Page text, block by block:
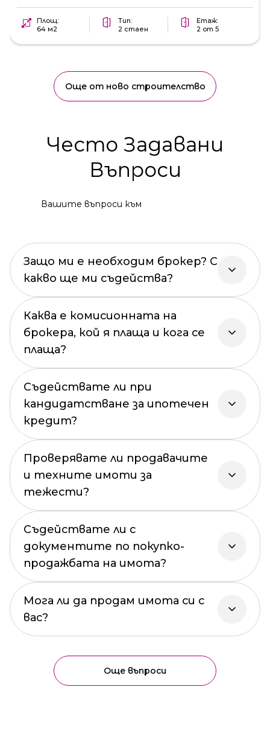
Площ:
64 м2
Тип:
2 стаен
Етаж:
2 от 5
Още от ново строителство
Често Задавани
Въпроси
Вашите въпроси към
Защо ми е необходим брокер? С
какво ще ми съдейства?
Каква е комисионната на
брокера, кой я плаща и кога се
плаща?
Съдействате ли при
кандидатстване за ипотечен
кредит?
Проверявате ли продавачите
и техните имоти за
тежести?
Съдействате ли с
документите по покупко-
продажбата на имота?
Мога ли да продам имота си с
вас?
Още въпроси